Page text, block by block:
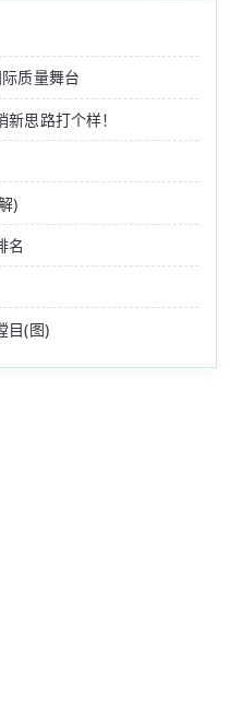
质量舞台
思路打个样！
)
名
目(图)